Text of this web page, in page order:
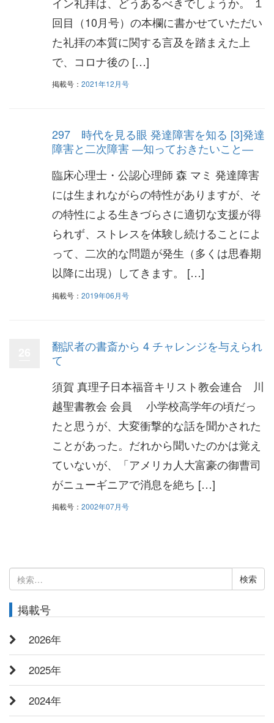
回目（10月号）の本欄に書かせていただい
た礼拝の本質に関する言及を踏まえた上
で、コロナ後の […]
掲載号： 2021年12月号
297 時代を見る眼 発達障害を知る [3]発達
障害と二次障害 ―知っておきたいこと―
臨床心理士・公認心理師 森 マミ 発達障害
には生まれながらの特性がありますが、そ
の特性による生きづらさに適切な支援が得
られず、ストレスを体験し続けることによ
って、二次的な問題が発生（多くは思春期
以降に出現）してきます。 […]
掲載号： 2019年06月号
翻訳者の書斎から 4 チャレンジを与えられ
て
須賀 真理子日本福音キリスト教会連合 川
越聖書教会 会員 小学校高学年の頃だっ
たと思うが、大変衝撃的な話を聞かされた
ことがあった。だれから聞いたのかは覚え
ていないが、「アメリカ人大富豪の御曹司
がニューギニアで消息を絶ち […]
掲載号： 2002年07月号
検
索:
掲載号
2026年
2025年
2024年